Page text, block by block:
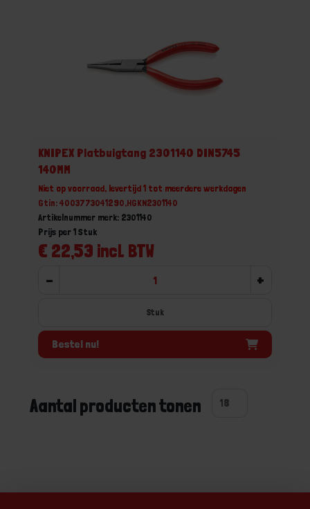
KNIPEX Platbuigtang 2301140 DIN5745
140MM
Niet op voorraad, levertijd 1 tot meerdere werkdagen
Gtin: 4003773041290,HGKN2301140
Artikelnummer merk: 2301140
€ 22,53 incl. BTW
Prijs per 1 Stuk
- +
Stuk
Bestel nu!
Aantal producten tonen